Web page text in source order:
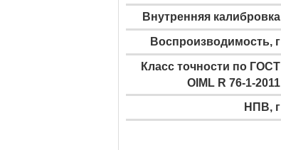
Внутренняя калибровка
Воспроизводимость, г
Класс точности по ГОСТ
OIML R 76-1-2011
НПВ, г